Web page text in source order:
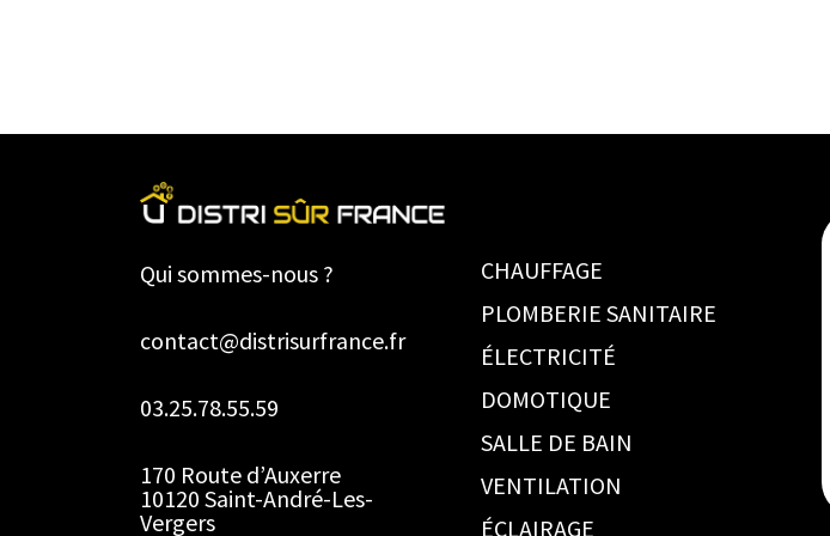
Qui sommes-nous ?
contact@distrisurfrance.fr
03.25.78.55.59
170 Route d’Auxerre
10120 Saint-André-Les-
Vergers
CHAUFFAGE
PLOMBERIE SANITAIRE
ÉLECTRICITÉ
DOMOTIQUE
SALLE DE BAIN
VENTILATION
ÉCLAIRAGE